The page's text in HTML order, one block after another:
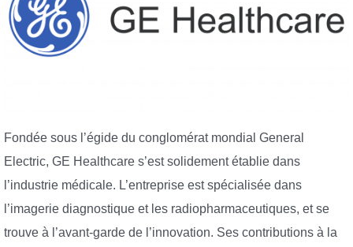
Fondée sous l’égide du conglomérat mondial General
Electric, GE Healthcare s’est solidement établie dans
l’industrie médicale. L’entreprise est spécialisée dans
l’imagerie diagnostique et les radiopharmaceutiques, et se
trouve à l’avant-garde de l’innovation. Ses contributions à la